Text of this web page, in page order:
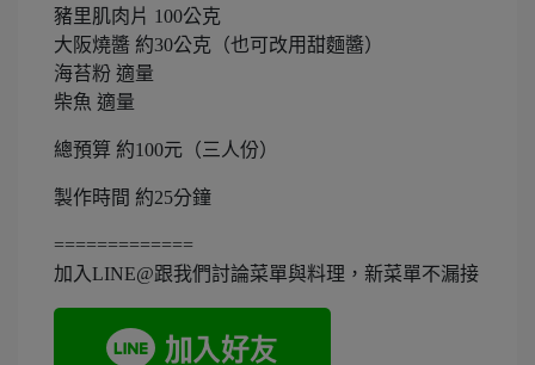
豬里肌肉片 100公克
大阪燒醬 約30公克（也可改用甜麵醬）
海苔粉 適量
柴魚 適量
總預算 約100元（三人份）
製作時間 約25分鐘
=============
加入LINE@跟我們討論菜單與料理，新菜單不漏接